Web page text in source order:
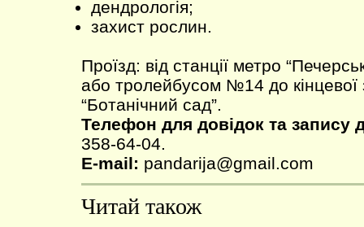
дендрологія;
захист рослин.
Проїзд: від станції метро
або тролейбусом №14 до кінцевої
“Ботанічний сад”.
Телефон для довідок та запису
358-64-04.
E-mail: pandarija@gmail.com
Читай також